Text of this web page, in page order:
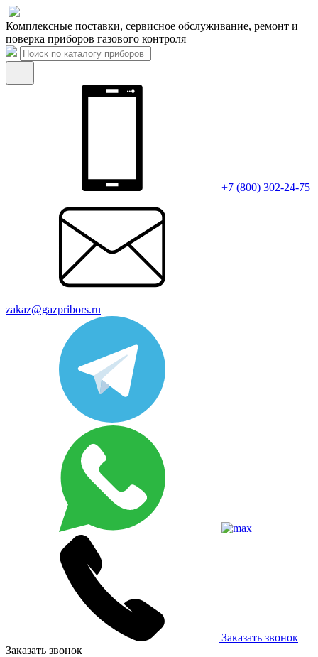
Комплексные поставки, сервисное обслуживание, ремонт и
поверка приборов газового контроля
+7 (800) 302-24-75
zakaz@gazpribors.ru
Заказать звонок
Заказать звонок